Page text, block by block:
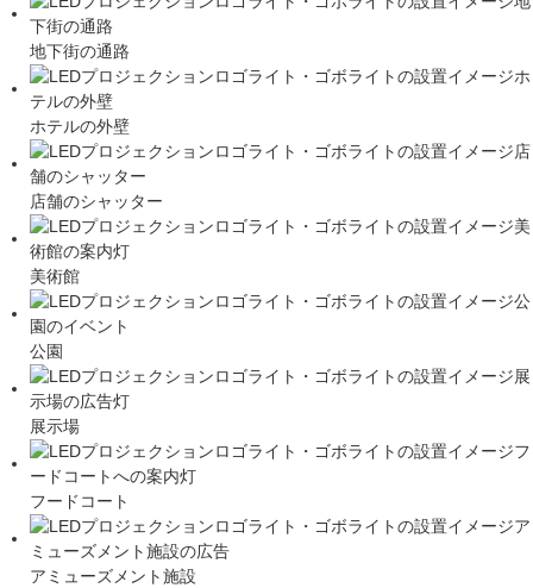
地下街の通路
ホテルの外壁
店舗のシャッター
美術館
公園
展示場
フードコート
アミューズメント施設